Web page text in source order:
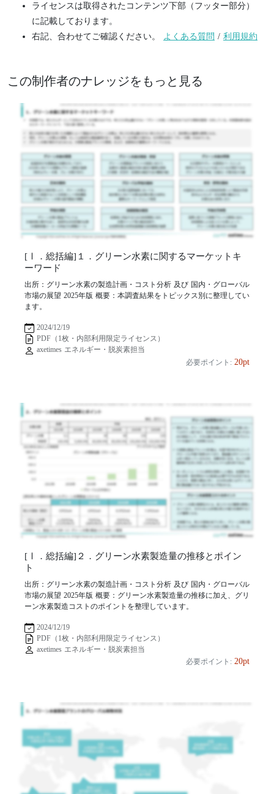
ライセンスは取得されたコンテンツ下部（フッター部分）
に記載しております。
右記、合わせてご確認ください。
よくある質問 / 利用規約
この制作者のナレッジをもっと見る
[Ⅰ．総括編]１．グリーン水素に関するマーケットキ
ーワード
出所：グリーン水素の製造計画・コスト分析 及び 国内・グローバル
市場の展望 2025年版 概要：本調査結果をトピックス別に整理してい
ます。
2024/12/19
PDF（1枚・内部利用限定ライセンス）
axetimes エネルギー・脱炭素担当
必要ポイント: 20pt
[Ⅰ．総括編]２．グリーン水素製造量の推移とポイン
ト
出所：グリーン水素の製造計画・コスト分析 及び 国内・グローバル
市場の展望 2025年版 概要：グリーン水素製造量の推移に加え、グリ
ーン水素製造コストのポイントを整理しています。
2024/12/19
PDF（1枚・内部利用限定ライセンス）
axetimes エネルギー・脱炭素担当
必要ポイント: 20pt